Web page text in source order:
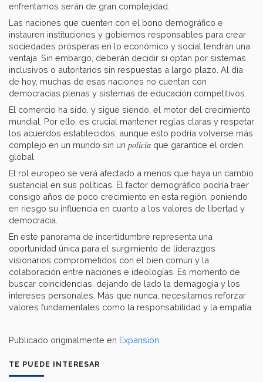
TE PUEDE INTERESAR
enfrentamos serán de gran complejidad.
Las naciones que cuenten con el bono demográfico e
instauren instituciones y gobiernos responsables para crear
sociedades prósperas en lo económico y social tendrán una
ventaja. Sin embargo, deberán decidir si optan por sistemas
inclusivos o autoritarios sin respuestas a largo plazo. Al día
de hoy, muchas de esas naciones no cuentan con
democracias plenas y sistemas de educación competitivos.
El comercio ha sido, y sigue siendo, el motor del crecimiento
mundial. Por ello, es crucial mantener reglas claras y respetar
los acuerdos establecidos, aunque esto podría volverse más
complejo en un mundo sin un policía que garantice el orden
global
El rol europeo se verá afectado a menos que haya un cambio
sustancial en sus políticas. El factor demográfico podría traer
consigo años de poco crecimiento en esta región, poniendo
en riesgo su influencia en cuanto a los valores de libertad y
democracia.
En este panorama de incertidumbre representa una
oportunidad única para el surgimiento de liderazgos
visionarios comprometidos con el bien común y la
colaboración entre naciones e ideologías. Es momento de
buscar coincidencias, dejando de lado la demagogia y los
intereses personales. Más que nunca, necesitamos reforzar
valores fundamentales como la responsabilidad y la empatía.
Publicado originalmente en Expansión